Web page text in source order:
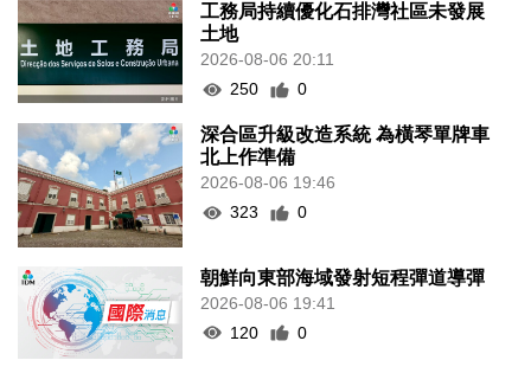
工務局持續優化石排灣社區未發展
土地
2026-08-06 20:11
250
0
深合區升級改造系統 為橫琴單牌車
北上作準備
2026-08-06 19:46
323
0
朝鮮向東部海域發射短程彈道導彈
2026-08-06 19:41
120
0